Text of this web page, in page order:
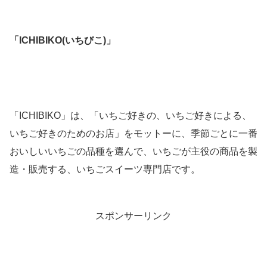
「ICHIBIKO(いちびこ)」
「ICHIBIKO」は、「いちご好きの、いちご好きによる、
いちご好きのためのお店」をモットーに、季節ごとに一番
おいしいいちごの品種を選んで、いちごが主役の商品を製
造・販売する、いちごスイーツ専門店です。
スポンサーリンク